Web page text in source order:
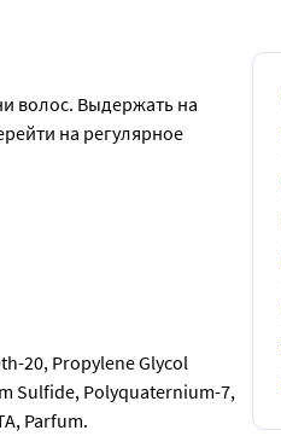
волос. Выдержать на
на регулярное
20, Propylene Glycol
Sulfide, Polyquaternium-7,
Parfum.